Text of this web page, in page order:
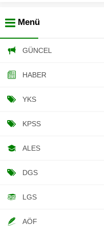
Menü
GÜNCEL
HABER
YKS
KPSS
ALES
DGS
LGS
AÖF